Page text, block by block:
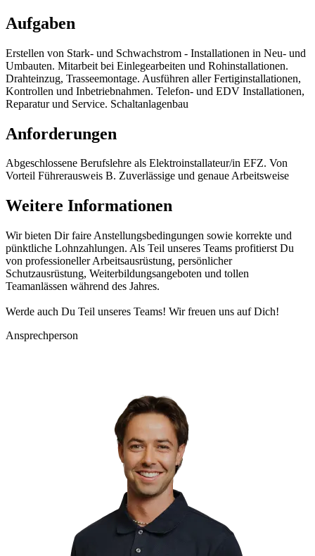
Aufgaben
Erstellen von Stark- und Schwachstrom - Installationen in Neu- und
Umbauten. Mitarbeit bei Einlegearbeiten und Rohinstallationen.
Drahteinzug, Trasseemontage. Ausführen aller Fertiginstallationen,
Kontrollen und Inbetriebnahmen. Telefon- und EDV Installationen,
Reparatur und Service. Schaltanlagenbau
Anforderungen
Abgeschlossene Berufslehre als Elektroinstallateur/in EFZ. Von
Vorteil Führerausweis B. Zuverlässige und genaue Arbeitsweise
Weitere Informationen
Wir bieten Dir faire Anstellungsbedingungen sowie korrekte und
pünktliche Lohnzahlungen. Als Teil unseres Teams profitierst Du
von professioneller Arbeitsausrüstung, persönlicher
Schutzausrüstung, Weiterbildungsangeboten und tollen
Teamanlässen während des Jahres.
Werde auch Du Teil unseres Teams! Wir freuen uns auf Dich!
Ansprechperson